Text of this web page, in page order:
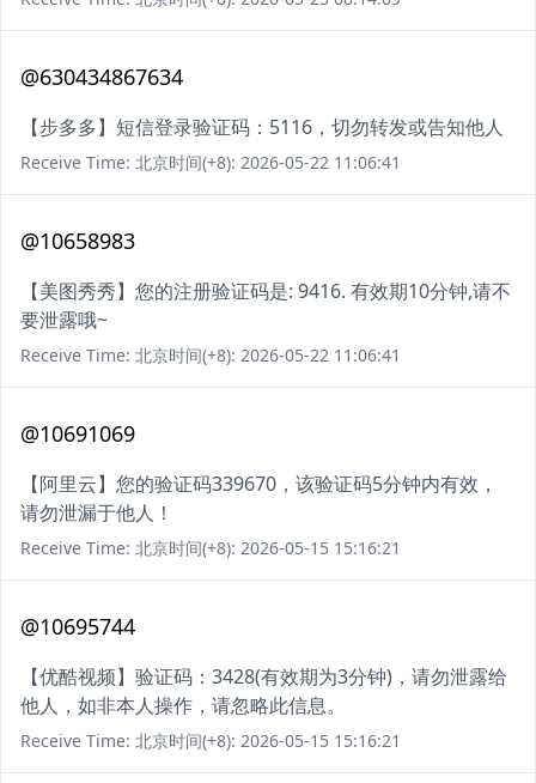
@630434867634
【步多多】短信登录验证码：5116，切勿转发或告知他人
Receive Time: 北京时间(+8): 2026-05-22 11:06:41
@10658983
【美图秀秀】您的注册验证码是: 9416. 有效期10分钟,请不
要泄露哦~
Receive Time: 北京时间(+8): 2026-05-22 11:06:41
@10691069
【阿里云】您的验证码339670，该验证码5分钟内有效，
请勿泄漏于他人！
Receive Time: 北京时间(+8): 2026-05-15 15:16:21
@10695744
【优酷视频】验证码：3428(有效期为3分钟)，请勿泄露给
他人，如非本人操作，请忽略此信息。
Receive Time: 北京时间(+8): 2026-05-15 15:16:21